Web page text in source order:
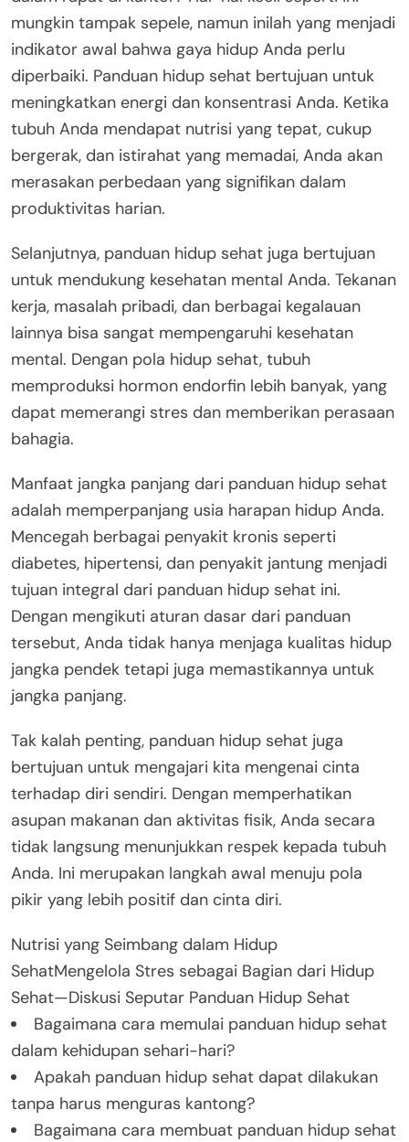
mungkin tampak sepele, namun inilah yang menjadi
indikator awal bahwa gaya hidup Anda perlu
diperbaiki. Panduan hidup sehat bertujuan untuk
meningkatkan energi dan konsentrasi Anda. Ketika
tubuh Anda mendapat nutrisi yang tepat, cukup
bergerak, dan istirahat yang memadai, Anda akan
merasakan perbedaan yang signifikan dalam
produktivitas harian.
Selanjutnya, panduan hidup sehat juga bertujuan
untuk mendukung kesehatan mental Anda. Tekanan
kerja, masalah pribadi, dan berbagai kegalauan
lainnya bisa sangat mempengaruhi kesehatan
mental. Dengan pola hidup sehat, tubuh
memproduksi hormon endorfin lebih banyak, yang
dapat memerangi stres dan memberikan perasaan
bahagia.
Manfaat jangka panjang dari panduan hidup sehat
adalah memperpanjang usia harapan hidup Anda.
Mencegah berbagai penyakit kronis seperti
diabetes, hipertensi, dan penyakit jantung menjadi
tujuan integral dari panduan hidup sehat ini.
Dengan mengikuti aturan dasar dari panduan
tersebut, Anda tidak hanya menjaga kualitas hidup
jangka pendek tetapi juga memastikannya untuk
jangka panjang.
Tak kalah penting, panduan hidup sehat juga
bertujuan untuk mengajari kita mengenai cinta
terhadap diri sendiri. Dengan memperhatikan
asupan makanan dan aktivitas fisik, Anda secara
tidak langsung menunjukkan respek kepada tubuh
Anda. Ini merupakan langkah awal menuju pola
pikir yang lebih positif dan cinta diri.
Nutrisi yang Seimbang dalam Hidup
SehatMengelola Stres sebagai Bagian dari Hidup
Sehat—Diskusi Seputar Panduan Hidup Sehat
Bagaimana cara memulai panduan hidup sehat
dalam kehidupan sehari-hari?
Apakah panduan hidup sehat dapat dilakukan
tanpa harus menguras kantong?
Bagaimana cara membuat panduan hidup sehat